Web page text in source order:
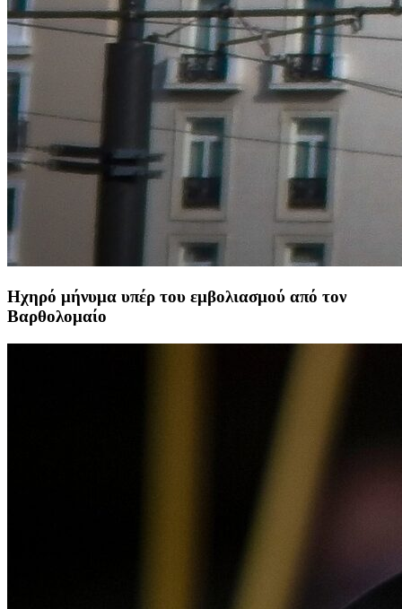
Ηχηρό μήνυμα υπέρ του εμβολιασμού από τον
Βαρθολομαίο